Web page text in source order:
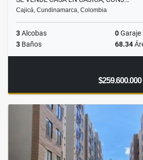
Cajicá, Cundinamarca, Colombia
3Alcobas 0Garaje
3 Baños 68.34
$259.600.000